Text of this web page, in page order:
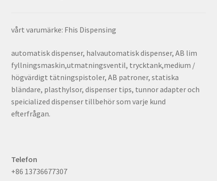
vårt varumärke: Fhis Dispensing
automatisk dispenser, halvautomatisk dispenser, AB lim
fyllningsmaskin,utmatningsventil, trycktank,medium /
högvärdigt tätningspistoler, AB patroner, statiska
bländare, plasthylsor, dispenser tips, tunnor adapter och
speicialized dispenser tillbehör som varje kund
efterfrågan.
Telefon
+86 13736677307